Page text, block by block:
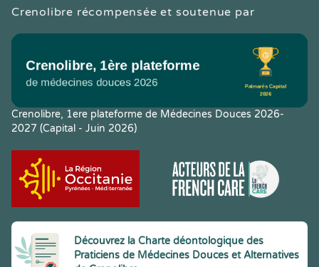
Crenolibre récompensée et soutenue par
Crenolibre, 1ere plateforme de Médecines Douces 2026-
2027 (Capital - Juin 2026)
Découvrez la Charte déontologique des
Praticiens de Médecines Douces et Alternatives